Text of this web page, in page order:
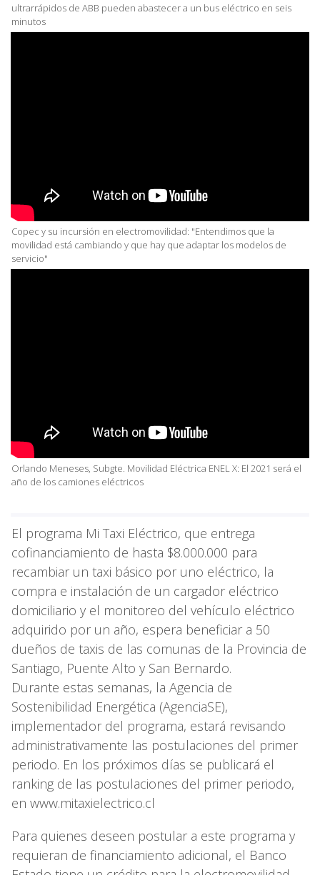
ultrarrápidos de ABB pueden abastecer a un bus eléctrico en seis
minutos
Copec y su incursión en electromovilidad: "Entendimos que la
movilidad está cambiando y que hay que adaptar los modelos de
servicio"
Orlando Meneses, Subgte. Movilidad Eléctrica ENEL X: El 2021 será el
año de los camiones eléctricos
El programa Mi Taxi Eléctrico, que entrega
cofinanciamiento de hasta $8.000.000 para
recambiar un taxi básico por uno eléctrico, la
compra e instalación de un cargador eléctrico
domiciliario y el monitoreo del vehículo eléctrico
adquirido por un año, espera beneficiar a 50
dueños de taxis de las comunas de la Provincia de
Santiago, Puente Alto y San Bernardo.
Durante estas semanas, la Agencia de
Sostenibilidad Energética (AgenciaSE),
implementador del programa, estará revisando
administrativamente las postulaciones del primer
periodo. En los próximos días se publicará el
ranking de las postulaciones del primer periodo,
en www.mitaxielectrico.cl
Para quienes deseen postular a este programa y
requieran de financiamiento adicional, el Banco